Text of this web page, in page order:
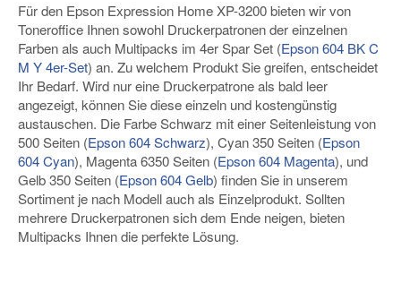
Für den Epson Expression Home XP-3200 bieten wir von
Toneroffice Ihnen sowohl Druckerpatronen der einzelnen
Farben als auch Multipacks im 4er Spar Set (Epson 604 BK C
M Y 4er-Set) an. Zu welchem Produkt Sie greifen, entscheidet
Ihr Bedarf. Wird nur eine Druckerpatrone als bald leer
angezeigt, können Sie diese einzeln und kostengünstig
austauschen. Die Farbe Schwarz mit einer Seitenleistung von
500 Seiten (Epson 604 Schwarz), Cyan 350 Seiten (Epson
604 Cyan), Magenta 6350 Seiten (Epson 604 Magenta), und
Gelb 350 Seiten (Epson 604 Gelb) finden Sie in unserem
Sortiment je nach Modell auch als Einzelprodukt. Sollten
mehrere Druckerpatronen sich dem Ende neigen, bieten
Multipacks Ihnen die perfekte Lösung.